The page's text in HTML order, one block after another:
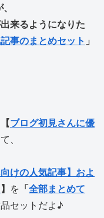
来るようになりた
事のまとめセット 」
ブログ初見さんに優
、
けの人気記事】およ
】 を 「全部まとめて
セットだよ♪